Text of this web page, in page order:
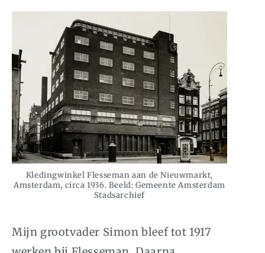
Kledingwinkel Flesseman aan de Nieuwmarkt,
Amsterdam, circa 1936. Beeld: Gemeente Amsterdam
Stadsarchief
Mijn grootvader Simon bleef tot 1917